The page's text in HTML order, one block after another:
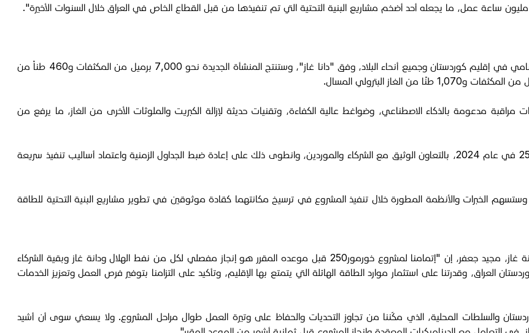
سيُسهم الغاز المنتج من مشروع خورمور 250 في تلبية طلب الطاقة المتنامي في إقليم كوردستان وجميع أنحاء البلاد، وفق "دانا غاز"، وستنتج المنشأة الجديدة نحو 7,000 برميل من المكثفات و460 طناً من
مدعومة بالذكاء الاصطناعي، وضواغط عالية الكفاءة، وتقنيات حديثة لإزالة الكبريت والملوثات الأخرى من الغاز، ما يرفع من
وقد تولّت دانة غاز ونفط الهلال الإشراف التشغيلي على مشروع خورمور 250 في عام 2024، بالتعاون الوثيق مع الشركاء والموردين، وانطوى ذلك على إعادة ضبط الجداول الزمنية واعتماد أساليب تنفيذ سريعة
الخبرات والأنظمة المطورة خلال تنفيذ المشروع في ترسيخ مكانتهما كقادة موثوقين في تطوير مشاريع البنية التحتية للطاقة
وقال الرئيس التنفيذي لشركة نفط الهلال والعضو المنتدب لمجلس إدارة دانة غاز، مجيد جعفر، إن "إتمامنا لمشروع خورمور250 قبل موعده المقرر هو إنجاز مفصلي لكل من نفط الهلال ودانة غاز وبقية الشركاء
العراق، وقدرتنا على استثمار موارد الطاقة الهائلة التي يتمتع بها الإقليم، وتأكيد على التزامنا بتوفير فرص العمل وتعزيز الخدمات
والسلطات المحلية، الذي مكّننا من تجاوز التحديات والحفاظ على وتيرة العمل طوال مراحل المشروع. ولا يسعني سوى أن أشيد